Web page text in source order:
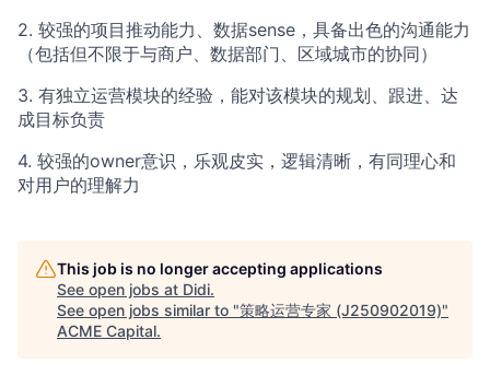
2. 较强的项目推动能力、数据sense，具备出色的沟通能力
（包括但不限于与商户、数据部门、区域城市的协同）
3. 有独立运营模块的经验，能对该模块的规划、跟进、达
成目标负责
4. 较强的owner意识，乐观皮实，逻辑清晰，有同理心和
对用户的理解力
This job is no longer accepting applications
See open jobs at Didi.
See open jobs similar to "策略运营专家 (J250902019)"
ACME Capital.